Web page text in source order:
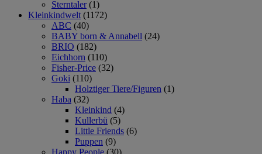
Sterntaler (1)
Kleinkindwelt (1172)
ABC (40)
BABY born & Annabell (24)
BRIO (182)
Eichhorn (110)
Fisher-Price (32)
Goki (110)
Holztiger Tiere/Figuren (1)
Haba (32)
Kleinkind (4)
Kullerbü (5)
Little Friends (6)
Puppen (9)
Happy People (30)